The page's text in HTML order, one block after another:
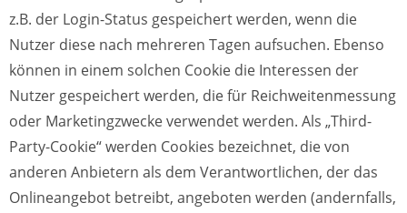
z.B. der Login-Status gespeichert werden, wenn die
Nutzer diese nach mehreren Tagen aufsuchen. Ebenso
können in einem solchen Cookie die Interessen der
Nutzer gespeichert werden, die für Reichweitenmessung
oder Marketingzwecke verwendet werden. Als „Third-
Party-Cookie“ werden Cookies bezeichnet, die von
anderen Anbietern als dem Verantwortlichen, der das
Onlineangebot betreibt, angeboten werden (andernfalls,